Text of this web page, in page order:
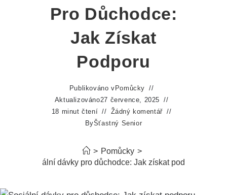
Pro Důchodce:
Jak Získat
Podporu
Publikováno v Pomůcky
Aktualizováno27 července, 2025
18 minut čtení
Žádný komentář
ByŠťastný Senior
> Pomůcky >
Sociální dávky pro důchodce: Jak získat podporu